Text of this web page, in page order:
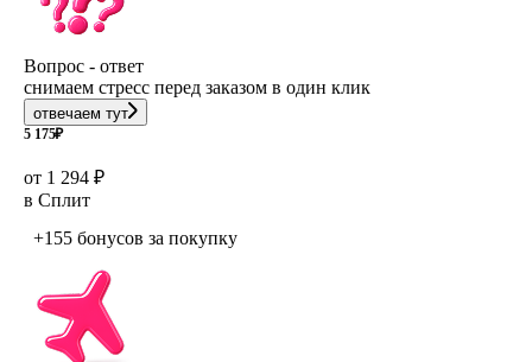
Вопрос - ответ
снимаем стресс перед заказом в один клик
отвечаем тут
5 175₽
от 1 294 ₽
в Сплит
+155 бонусов за покупку